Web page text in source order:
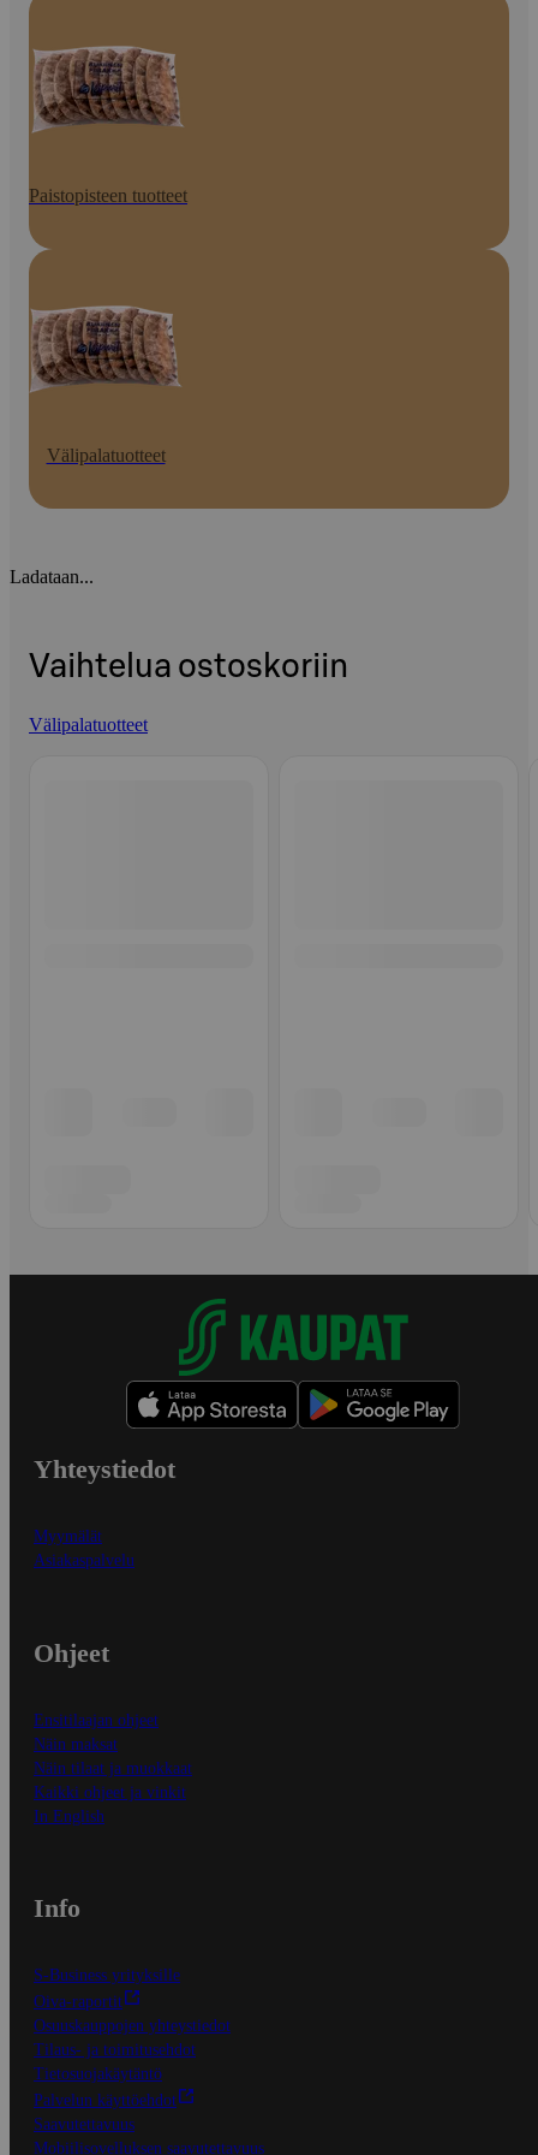
Paistopisteen tuotteet
Välipalatuotteet
Ladataan...
Vaihtelua ostoskoriin
Välipalatuotteet
Yhteystiedot
Myymälät
Asiakaspalvelu
Ohjeet
Ensitilaajan ohjeet
Näin maksat
Näin tilaat ja muokkaat
Kaikki ohjeet ja vinkit
In English
Info
S-Business yrityksille
Oiva-raportit
Osuuskauppojen yhteystiedot
Tilaus- ja toimitusehdot
Tietosuojakäytäntö
Palvelun käyttöehdot
Saavutettavuus
Mobiilisovelluksen saavutettavuus